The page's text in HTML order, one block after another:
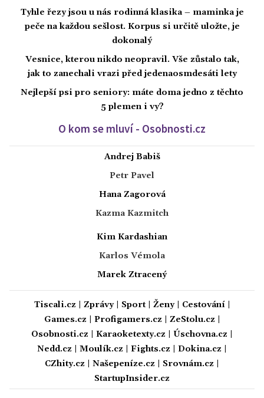
Tyhle řezy jsou u nás rodinná klasika – maminka je
peče na každou sešlost. Korpus si určitě uložte, je
dokonalý
Vesnice, kterou nikdo neopravil. Vše zůstalo tak,
jak to zanechali vrazi před jedenaosmdesáti lety
Nejlepší psi pro seniory: máte doma jedno z těchto
5 plemen i vy?
O kom se mluví - Osobnosti.cz
Andrej Babiš
Petr Pavel
Hana Zagorová
Kazma Kazmitch
Kim Kardashian
Karlos Vémola
Marek Ztracený
Tiscali.cz Zprávy| Sport| Ženy| Cestování|
Games.cz
Profigamers.cz ZeStolu.cz
Osobnosti.cz
Karaoketexty.cz Úschovna.cz
Nedd.cz
Moulík.cz Fights.cz Dokina.cz
CZhity.cz
Našepeníze.cz Srovnám.cz
StartupInsider.cz